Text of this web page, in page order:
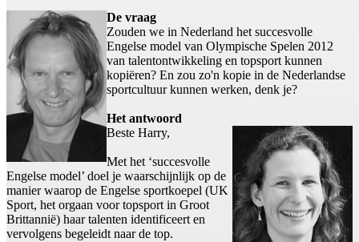
De vraag
Zouden we in Nederland het succesvolle
Engelse model van Olympische Spelen 2012
van talentontwikkeling en topsport kunnen
kopiëren? En zou zo'n kopie in de Nederlandse
sportcultuur kunnen werken, denk je?
Het antwoord
Beste Harry,
Met het ‘succesvolle
Engelse model’ doel je waarschijnlijk op de
manier waarop de Engelse sportkoepel (UK
Sport, het orgaan voor topsport in Groot
Brittannië) haar talenten identificeert en
vervolgens begeleidt naar de top.